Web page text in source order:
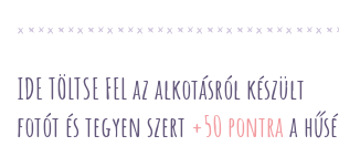
IDE TÖLTSE FEL az alkotásról készült
fotót és tegyen szert +50 pontraa